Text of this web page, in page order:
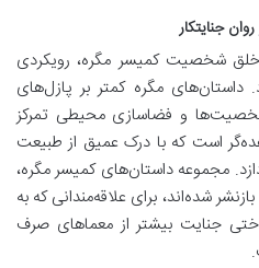
جنایتکار
خلق شخصیت کمیسر مگره، رویکردی
داستان‌های مگره کمتر بر پازل‌های
و فضاسازی محیطی تمرکز
است که با درک عمیق از طبیعت
مجموعه داستان‌های کمیسر مگره،
شده‌اند، برای علاقه‌مندانی که به
جنایت بیشتر از معماهای صرف